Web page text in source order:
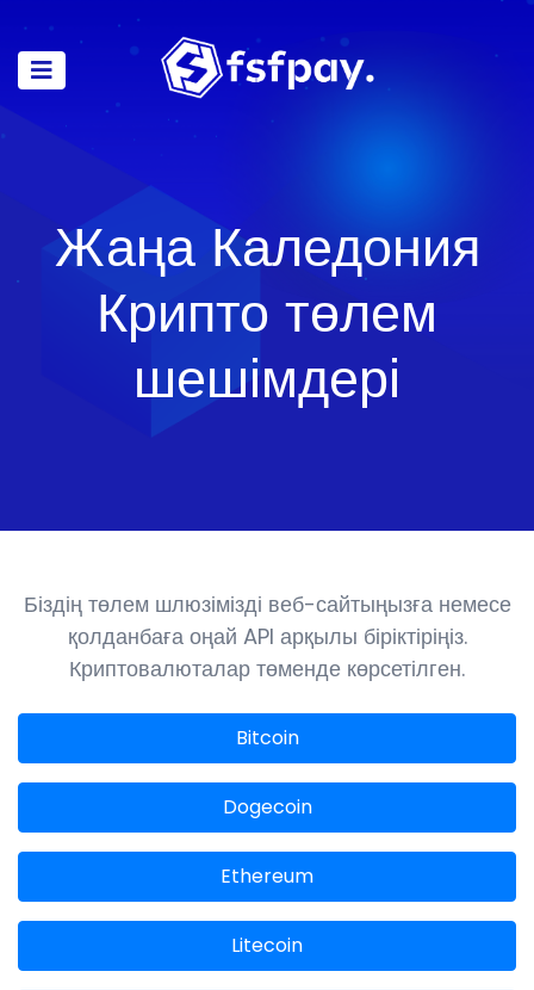
Жаңа Каледония
Крипто төлем
шешімдері
Біздің төлем шлюзімізді веб-сайтыңызға немесе
қолданбаға оңай API арқылы біріктіріңіз.
Криптовалюталар төменде көрсетілген.
Bitcoin
Dogecoin
Ethereum
Litecoin